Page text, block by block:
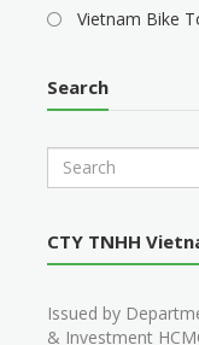
Vietnam Bike
Search
e
c
CTY TNHH
Issued by
& Investment